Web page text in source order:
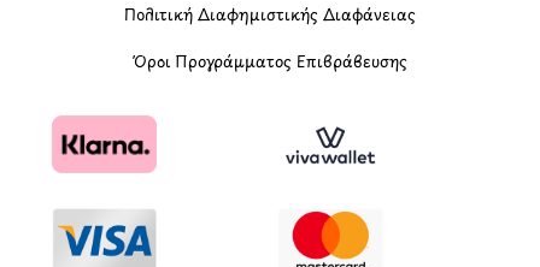
Πολιτική Διαφημιστικής Διαφάνειας
Όροι Προγράμματος Επιβράβευσης